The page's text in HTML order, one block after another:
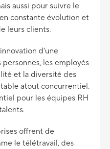
aussi pour suivre le
constante évolution et
leurs clients.
d’une
les employés
et la diversité des
atout concurrentiel.
pour les équipes RH
offrent de
le télétravail, des